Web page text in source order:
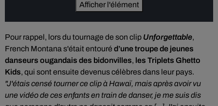
Afficher l'élément
Pour rappel, lors du tournage de son clip Unforgettable,
French Montana s'était entouré d’une troupe de jeunes
danseurs ougandais des bidonvilles, les Triplets Ghetto
Kids, qui sont ensuite devenus célèbres dans leur pays.
"J'étais censé tourner ce clip à Hawaï, mais après avoir vu
une vidéo de ces enfants en train de danser, je me suis dis